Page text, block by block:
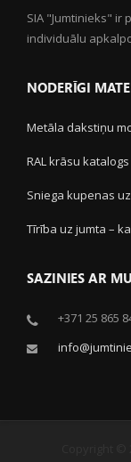
SIA "Jumtinieks"
individuālu
NODERĪGI
Metāla dakstiņu
RAL krāsu katalogs
Sniega kupenas
Tīrība uz jumta –
SAZINIES AR
+371 25 865